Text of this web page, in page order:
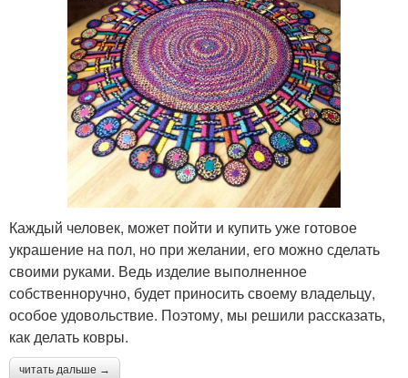
Каждый человек, может пойти и купить уже готовое
украшение на пол, но при желании, его можно сделать
своими руками. Ведь изделие выполненное
собственноручно, будет приносить своему владельцу,
особое удовольствие. Поэтому, мы решили рассказать,
как делать ковры.
читать дальше →